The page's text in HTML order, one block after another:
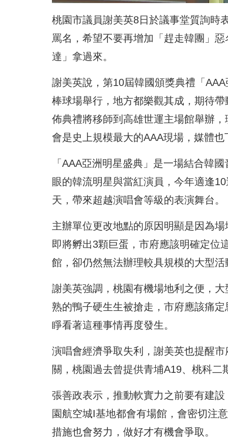
桃園市議員謝美英8日於議事堂質詢時
罵名，希望不要再增加「趕走韓團」
達」拿過來。
謝美英說，第10屆韓國頒獎典禮「
棒球場舉行，地方都樂觀其成，期待
佈典禮將移師到高雄世運主場館舉辦
會是史上規模最大的AAA現場，媒體也
「AAA亞洲明星盛典」是一場結合韓
眼的韓流明星與當紅演員，今年適逢
天，帶來超越演唱會等級的表演舞台。
主辦單位更改地點的原因明顯是因為
即將孵出3顆巨蛋，市府應該明確定位
館，卻仍然無法辦理較具規模的大型活
謝美英強調，桃園有機場地利之便，
熟的鴨子硬生生被搶走，市府應該痛
睜看著這種事情再度發生。
演唱會經濟爭取失利，謝美英也提醒
關，桃園過去曾提供青埔A19、桃科二
張善政表示，推動軟實力之前要有建
園航空城I基地都會有場館，會密切注
措施也會努力，做好才有機會爭取。